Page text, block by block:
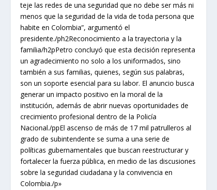
teje las redes de una seguridad que no debe ser más ni
menos que la seguridad de la vida de toda persona que
habite en Colombia”, argumentó el
presidente./ph2Reconocimiento a la trayectoria y la
familia/h2pPetro concluyó que esta decisión representa
un agradecimiento no solo a los uniformados, sino
también a sus familias, quienes, según sus palabras,
son un soporte esencial para su labor. El anuncio busca
generar un impacto positivo en la moral de la
institución, además de abrir nuevas oportunidades de
crecimiento profesional dentro de la Policía
Nacional./ppEl ascenso de más de 17 mil patrulleros al
grado de subintendente se suma a una serie de
políticas gubernamentales que buscan reestructurar y
fortalecer la fuerza pública, en medio de las discusiones
sobre la seguridad ciudadana y la convivencia en
Colombia./p»